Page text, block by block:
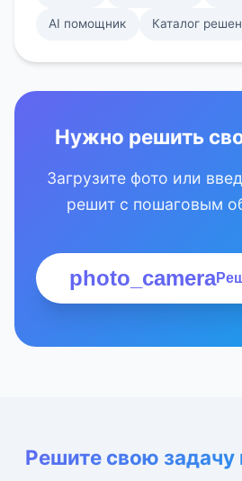
AI помощник Каталог
Нужно решить
Загрузите фото или
решит с пошаговым
photo_camera
Решите свою задачу